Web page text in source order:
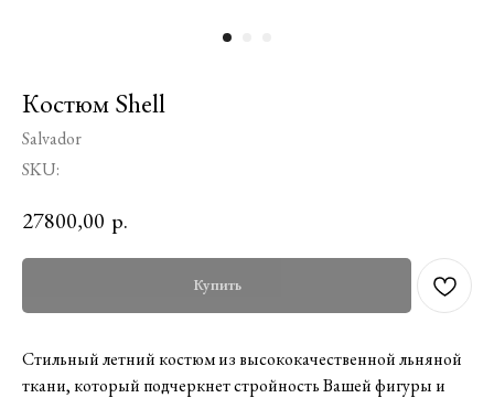
Костюм Shell
Salvador
SKU:
27800,00 р.
Купить
Стильный летний костюм из высококачественной льняной
ткани, который подчеркнет стройность Вашей фигуры и